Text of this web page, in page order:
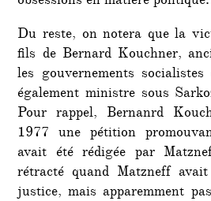
Du reste, on notera que la
fils de Bernard Kouchner,
les gouvernements
également ministre sous
Pour rappel, Bernanrd
1977 une pétition
avait été rédigée par
rétracté quand Matzneff
justice, mais apparemment